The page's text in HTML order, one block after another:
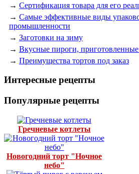
→ Сертификация товара для его
→ Самые эффективные виды
промышленности
→ Заготовки на зиму
→ Вкусные пироги,
→ Преимущества тортов под заказ
Интересные рецепты
Популярные рецепты
Гречневые котлеты
Новогодний торт "Ночное
небо"